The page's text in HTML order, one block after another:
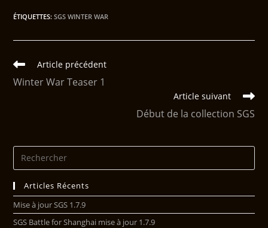
ÉTIQUETTES:SGS WINTER WAR
Article précédent
Winter War Teaser 1
Article suivant
Début de la collection SGS
Articles Récents
Mise à jour SGS 1.7.9
SGS Battle for Shanghai mise à jour 1.7.9